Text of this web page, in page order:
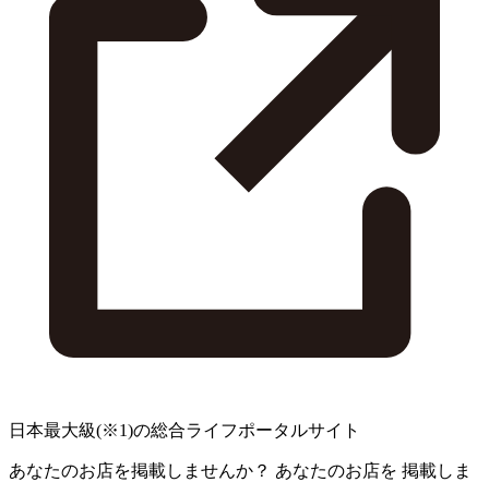
日本最大級(※1)の総合ライフポータルサイト
あなたのお店を掲載しませんか？ あなたのお店を 掲載しま